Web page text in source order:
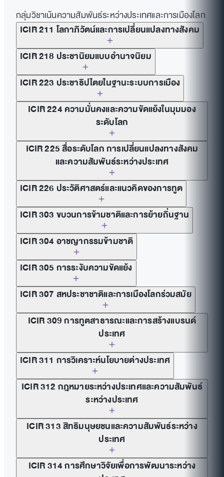
กลุ่มวิชาเน้นความสัมพันธ์ระหว่างประเทศและการเมืองโลก
ICIR 211 โลกาภิวัตน์และการเปลี่ยนแปลงทางสังคม
ICIR 218 ประชานิยมแบบอำนาจนิยม
ICIR 223 ประชาธิปไตยในฐานะระบบการเมือง
ICIR 224 ความมั่นคงและความขัดแย้งในมุมมอง
ระดับโลก
ICIR 225 สื่อระดับโลก การเปลี่ยนแปลงทางสังคม
และความสัมพันธ์ระหว่างประเทศ
ICIR 226 ประวัติศาสตร์และแนวคิดของการทูต
ICIR 303 ขบวนการข้ามชาติและการย้ายถิ่นฐาน
ICIR 304 อาชญากรรมข้ามชาติ
ICIR 305 การระงับความขัดแย้ง
ICIR 307 สหประชาชาติและการเมืองโลกร่วมสมัย
ICIR 309 การทูตสาธารณะและการสร้างแบรนด์
ประเทศ
ICIR 311 การวิเคราะห์นโยบายต่างประเทศ
ICIR 312 กฎหมายระหว่างประเทศและความสัมพันธ์
ระหว่างประเทศ
ICIR 313 สิทธิมนุษยชนและความสัมพันธ์ระหว่าง
ประเทศ
ICIR 314 การศึกษาวิจัยเพื่อการพัฒนาระหว่าง